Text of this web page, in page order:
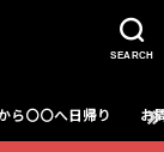
SEARCH
ら〇〇へ日帰り お